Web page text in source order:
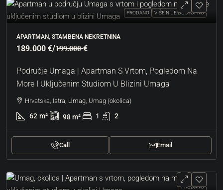
PRODANO VIŠE NIJE DOSTUPNO
APARTMAN, STAMBENA NEKRETNINA
189.000 €/1̶9̶9̶.̶0̶0̶0̶ €
Područje Umaga | Apartman S Vrtom, Pogledom Na
More I Uključenim Studiom U Blizini Umaga
Hrvatska, Istra, Umag, Umag (okolica)
62 m² 98m² 1 2
Call Email
PRODANO